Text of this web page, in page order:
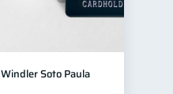
Windler Soto Paula